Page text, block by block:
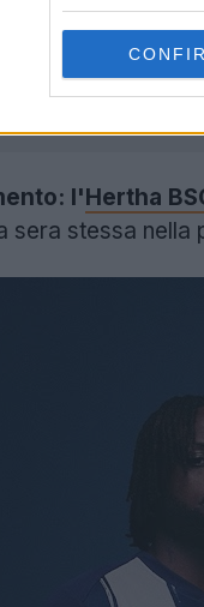
La
con un effetto
La terza
tra la versione
l'Hertha
sera stessa nella